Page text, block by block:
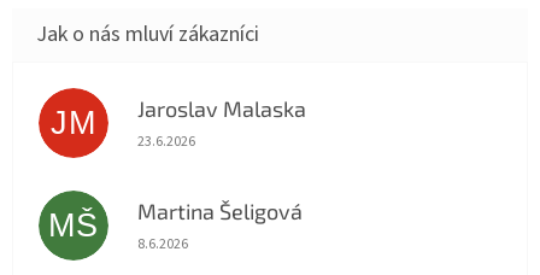
JM Jaroslav Malaska
Hodnocení obchodu je 5 z 5 hvězdiček.
23.6.2026
MŠ Martina Šeligová
Hodnocení obchodu je 5 z 5 hvězdiček.
8.6.2026